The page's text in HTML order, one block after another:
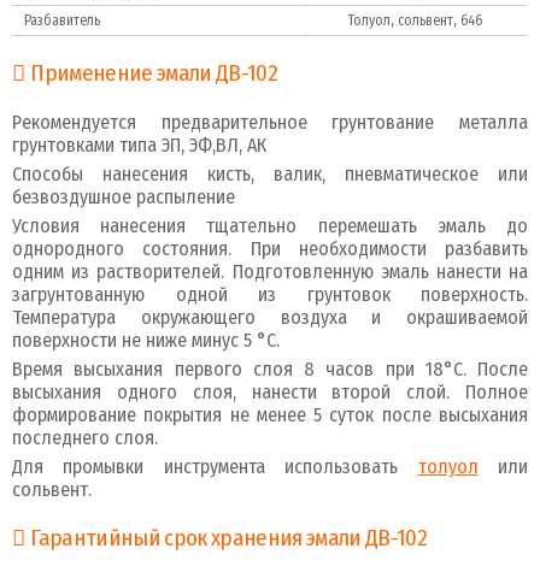
Разбавитель
Толуол, сольвент, 646
Применение эмали ДВ-102
Рекомендуется предварительное грунтование металла
грунтовками типа ЭП, ЭФ,ВЛ, АК
Способы нанесения кисть, валик, пневматическое или
безвоздушное распыление
Условия нанесения тщательно перемешать эмаль до
однородного состояния. При необходимости разбавить
одним из растворителей. Подготовленную эмаль нанести на
загрунтованную одной из грунтовок поверхность.
Температура окружающего воздуха и окрашиваемой
поверхности не ниже минус 5 °C.
Время высыхания первого слоя 8 часов при 18°C. После
высыхания одного слоя, нанести второй слой. Полное
формирование покрытия не менее 5 суток после высыхания
последнего слоя.
Для промывки инструмента использовать толуол или
сольвент.
Гарантийный срок хранения эмали ДВ-102